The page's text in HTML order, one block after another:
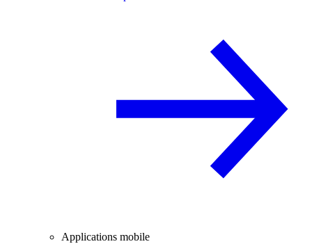
Applications mobile